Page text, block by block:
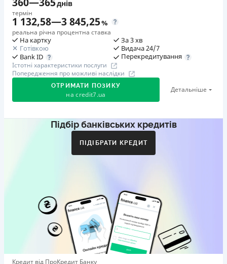
днів
термін
1 132,58—3 845,25%
реальна річна процентна ставка
На картку
Готівкою
Bank ID
За 3 хв
Видача 24/7
Перекредитування
Істотні характеристики послуги
Попередження про можливі наслідки
ОТРИМАТИ ПОЗИКУ
на credit7.ua
Детальніше
Акція: «Кешбек за друга»
Коли друг реєструється та отримує перший кредит
Бронзовий призер FinAwards 2026 «Найкраща програма
лояльності»
Перший займ
вiд 0,01%/день до 30 000 ₴
Повторний займ
Підбір банківських кредитів
ПІДІБРАТИ КРЕДИТ
Кредит від ПроКредит Банку